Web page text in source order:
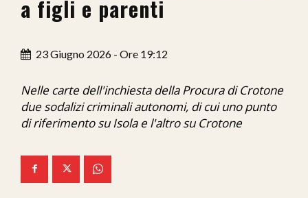
Sanità
Economia
C7 Play
Mix Zone
a figli e parenti
23 Giugno 2026 - Ore 19:12
Nelle carte dell'inchiesta della Procura di Crotone
due sodalizi criminali autonomi, di cui uno punto
di riferimento su Isola e l'altro su Crotone